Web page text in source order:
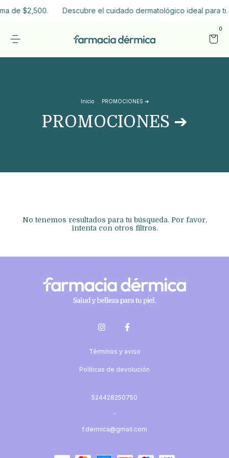
de $2,500. Descubre el cuidado dermatológico ideal para
0
Inicio PROMOCIONES ➔
PROMOCIONES ➔
No tenemos resultados para tu búsqueda. Por favor,
intenta con otros filtros.
Términos y aviso
Políticas de devolución
524428250750
-
f.dermica@gmail.com